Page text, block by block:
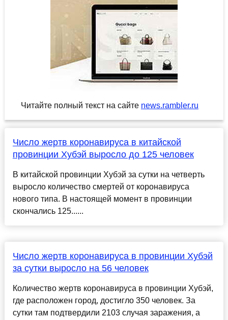
Читайте полный текст на сайте news.rambler.ru
Число жертв коронавируса в китайской
провинции Хубэй выросло до 125 человек
В китайской провинции Хубэй за сутки на четверть
выросло количество смертей от коронавируса
нового типа. В настоящей момент в провинции
скончались 125......
Число жертв коронавируса в провинции Хубэй
за сутки выросло на 56 человек
Количество жертв коронавируса в провинции Хубэй,
где расположен город, достигло 350 человек. За
сутки там подтвердили 2103 случая заражения, а